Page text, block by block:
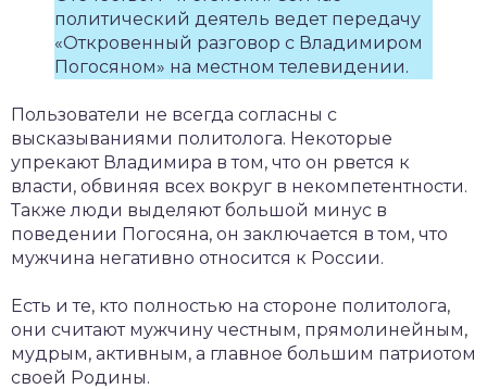
политический деятель ведет передачу
«Откровенный разговор с Владимиром
Погосяном» на местном телевидении.
Пользователи не всегда согласны с
высказываниями политолога. Некоторые
упрекают Владимира в том, что он рвется к
власти, обвиняя всех вокруг в некомпетентности.
Также люди выделяют большой минус в
поведении Погосяна, он заключается в том, что
мужчина негативно относится к России.
Есть и те, кто полностью на стороне политолога,
они считают мужчину честным, прямолинейным,
мудрым, активным, а главное большим патриотом
своей Родины.